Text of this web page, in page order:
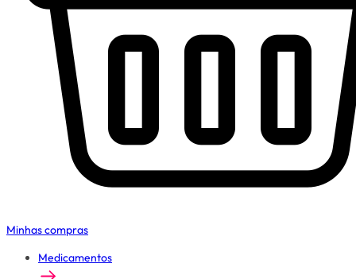
Minhas compras
Medicamentos